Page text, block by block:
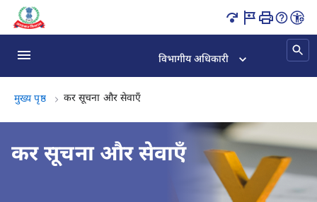
कर सूचना और सेवाएँ पृष्ठ लोड हो गया
विभागीय अधिकारी
मुख्य पृष्ठ कर सूचना और सेवाएँकर सूचना और सेवाएँ, (2 का 2)
कर सूचना और सेवाएँ